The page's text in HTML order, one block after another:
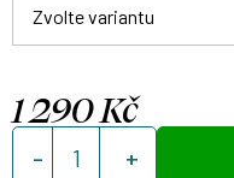
1 290 Kč
Měrná
cena: